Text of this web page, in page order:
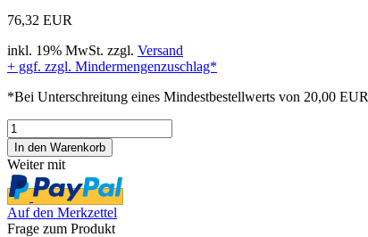
76,32 EUR
inkl. 19% MwSt. zzgl. Versand
+ ggf. zzgl. Mindermengenzuschlag*
*Bei Unterschreitung eines Mindestbestellwerts von 20,00
Weiter mit
Auf den Merkzettel
Frage zum Produkt